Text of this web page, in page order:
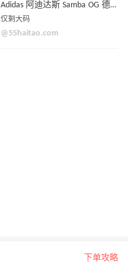
Adidas 阿迪达斯 Samba OG 德训鞋
仅剩大码
@55haitao.com
下单攻略